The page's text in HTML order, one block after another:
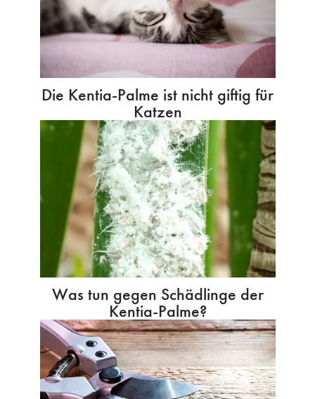
Die Kentia-Palme ist nicht giftig für
Katzen
Was tun gegen Schädlinge der
Kentia-Palme?